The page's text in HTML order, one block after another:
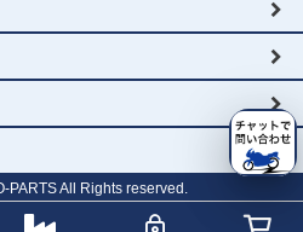
PARTS All Rights reserved.